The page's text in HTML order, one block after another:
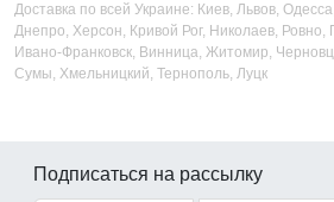
Доставка по всей Украине: Киев, Львов,
Днепро, Херсон, Кривой Рог, Николаев, Ровно,
Ивано-Франковск, Винница, Житомир,
Сумы, Хмельницкий, Тернополь, Луцк
Подписаться на рассылку